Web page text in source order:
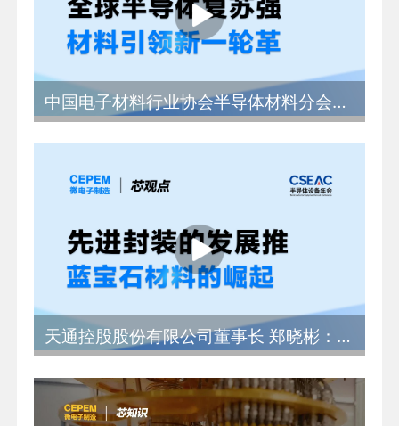
中国电子材料行业协会半导体材料分会秘书长 林健：全球半导体复苏强劲材料引领新一轮革命
天通控股股份有限公司董事长 郑晓彬：先进封装的发展推动蓝宝石材料的崛起